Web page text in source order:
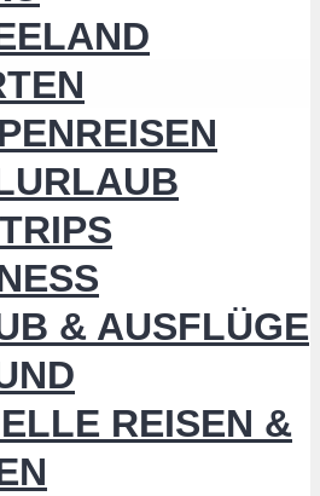
& AUSFLÜGE
REISEN &